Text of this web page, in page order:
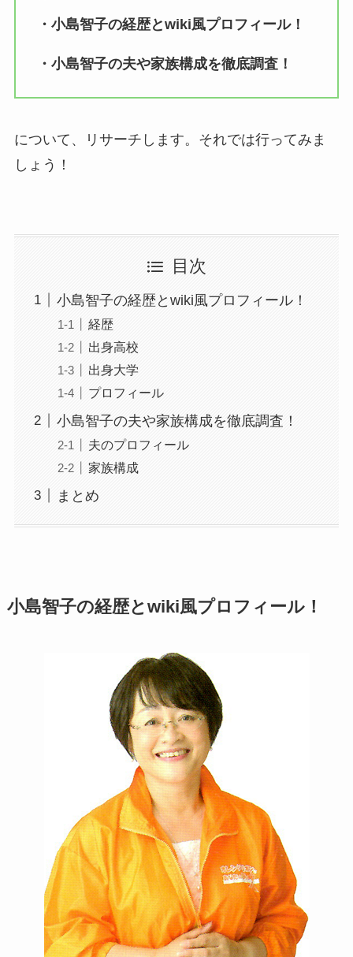
・小島智子の経歴とwiki風プロフィール！
・小島智子の夫や家族構成を徹底調査！
について、リサーチします。それでは行ってみま
しょう！
目次
小島智子の経歴とwiki風プロフィール！
経歴
出身高校
出身大学
プロフィール
小島智子の夫や家族構成を徹底調査！
夫のプロフィール
家族構成
まとめ
小島智子の経歴とwiki風プロフィール！